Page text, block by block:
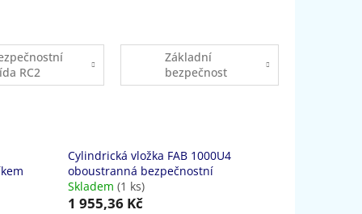
RC2
Základní
bezpečnost
Cylindrická vložka FAB 1000U4
oboustranná bezpečnostní
Skladem (1 ks)
1 955,36 Kč